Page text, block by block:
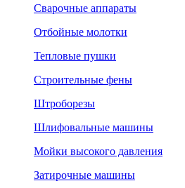
Сварочные аппараты
Отбойные молотки
Тепловые пушки
Строительные фены
Штроборезы
Шлифовальные машины
Мойки высокого давления
Затирочные машины